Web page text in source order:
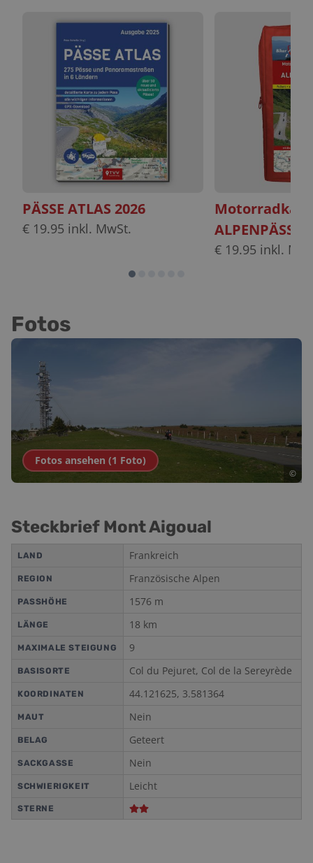
PÄSSE ATLAS 2026
€ 19.95 inkl. MwSt.
ALPENPÄSSE
€ 19.95 inkl.
Fotos
©
Fotos ansehen (1 Foto)
Steckbrief Mont Aigoual
LAND Frankreich
REGION Französische Alpen
PASSHÖHE 1576 m
LÄNGE 18 km
MAXIMALE STEIGUNG 9
BASISORTE Col du Pejuret, Col de la Sereyrède
KOORDINATEN 44.121625, 3.581364
MAUT Nein
BELAG Geteert
SACKGASSE Nein
SCHWIERIGKEIT Leicht
STERNE